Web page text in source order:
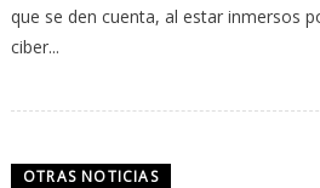
que se den cuenta, al estar inmersos
ciber...
OTRAS NOTICIAS